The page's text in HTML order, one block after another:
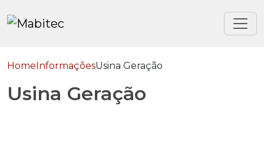
HomeInformaçõesUsina Geração
Usina Geração